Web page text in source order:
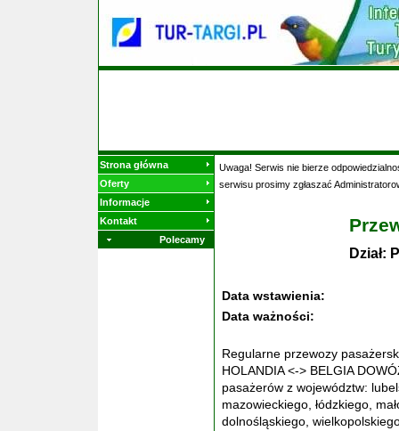
Strona główna
Oferty
Informacje
Kontakt
Polecamy
Uwaga! Serwis nie bierze
serwisu prosimy zgłaszać
Dział:
Data wstawienia:
Data ważności:
Regularne przewozy
HOLANDIA <-> BELGIA
pasażerów z województw:
mazowieckiego, łódzkiego,
dolnośląskiego,